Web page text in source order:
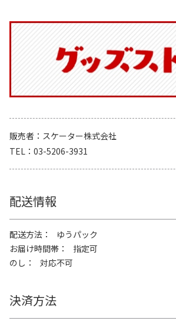
販売者
スケーター株式会社
TEL
03-5206-3931
配送情報
配送方法
ゆうパック
お届け時間帯
指定可
のし
対応不可
決済方法